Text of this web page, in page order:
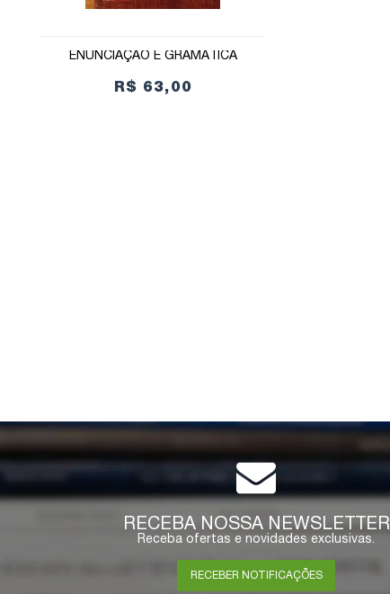
ENUNCIAÇÃO E GRAMÁTICA
R$ 63,00
RECEBA NOSSA NEWSLETTER
Receba ofertas e novidades exclusivas.
RECEBER NOTIFICAÇÕES